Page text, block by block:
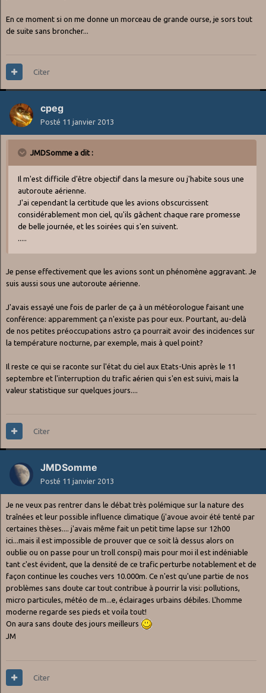
En ce moment si on me donne un morceau de grande ourse, je sors tout
de suite sans broncher...
Citer
cpeg
Posté 11 janvier 2013
JMDSomme a dit :
Il m'est difficile d'être objectif dans la mesure ou j'habite sous une
autoroute aérienne.
J'ai cependant la certitude que les avions obscurcissent
considérablement mon ciel, qu'ils gâchent chaque rare promesse
de belle journée, et les soirées qui s'en suivent.
Je pense effectivement que les avions sont un phénomène aggravant. Je
suis aussi sous une autoroute aérienne.
J'avais essayé une fois de parler de ça à un météorologue faisant une
conférence: apparemment ça n'existe pas pour eux. Pourtant, au-delà
de nos petites préoccupations astro ça pourrait avoir des incidences sur
la température nocturne, par exemple, mais à quel point?
Il reste ce qui se raconte sur l'état du ciel aux Etats-Unis après le 11
septembre et l'interruption du trafic aérien qui s'en est suivi, mais la
valeur statistique sur quelques jours....
Citer
JMDSomme
Posté 11 janvier 2013
Je ne veux pas rentrer dans le débat très polémique sur la nature des
traînées et leur possible influence climatique (j'avoue avoir été tenté par
certaines thèses.... j'avais même fait un petit time lapse sur 12h00
ici...mais il est impossible de prouver que ce soit là dessus alors on
oublie ou on passe pour un troll conspi) mais pour moi il est indéniable
tant c'est évident, que la densité de ce trafic perturbe notablement et de
façon continue les couches vers 10.000m. Ce n'est qu'une partie de nos
problèmes sans doute car tout contribue à pourrir la visi: pollutions,
micro particules, météo de m...e, éclairages urbains débiles. L'homme
moderne regarde ses pieds et voila tout!
On aura sans doute des jours meilleurs
JM
Citer